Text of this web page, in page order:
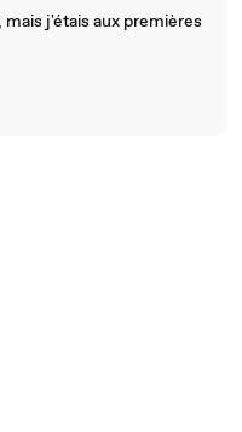
mais j'étais aux premières